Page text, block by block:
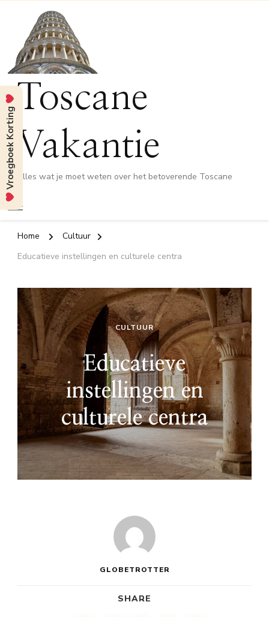
Toscane
Vakantie
Alles wat je moet weten over het betoverende Toscane
Home
Cultuur
Educatieve instellingen en culturele centra
CULTUUR
Educatieve
instellingen en
culturele centra
GLOBETROTTER
SHARE
Vroegboek Korting